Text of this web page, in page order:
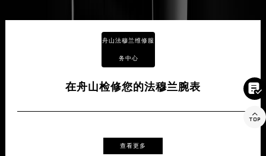
舟山法穆兰维修服
务中心
在舟山检修您的法穆兰腕表
查看更多

